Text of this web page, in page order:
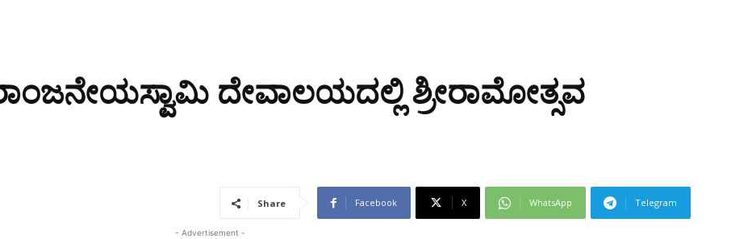
ದೇವಾಲಯದಲ್ಲಿ ಶ್ರೀರಾಮೋತ್ಸವ
Share Facebook X WhatsApp Telegram
- Advertisement -